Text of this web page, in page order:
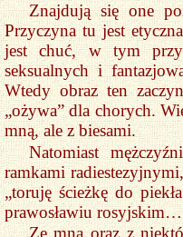
Znajdują się one
Przyczyna tu jest
jest chuć, w tym
seksualnych i
Wtedy obraz ten
„ożywa” dla chorych.
mną, ale z biesami.
Natomiast
ramkami
„toruję ścieżkę do
prawosławiu rosyjskim…
Ze mną oraz z